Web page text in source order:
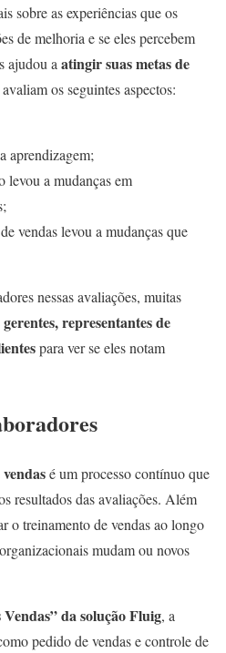
sobre as experiências que os
de melhoria e se eles percebem
ajudou a atingir suas metas de
os seguintes aspectos:
aprendizagem;
levou a mudanças em
vendas levou a mudanças que
nessas avaliações, muitas
gerentes, representantes de
para ver se eles notam
é um processo contínuo que
resultados das avaliações. Além
o treinamento de vendas ao longo
mudam ou novos
da solução Fluig, a
pedido de vendas e controle de